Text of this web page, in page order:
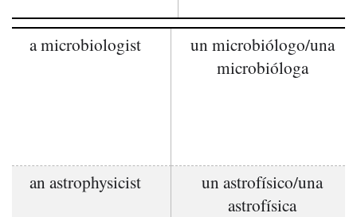
a microbiologist
un microbiólogo/una
microbióloga
an astrophysicist
un astrofísico/una
astrofísica